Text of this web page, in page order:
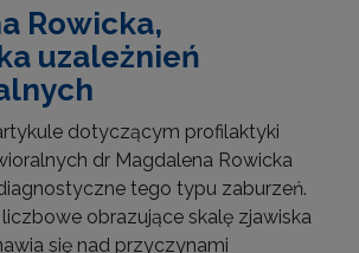
Rowicka,
uzależnień
dotyczącym profilaktyki
dr Magdalena Rowicka
tego typu zaburzeń.
liczbowe obrazujące skalę zjawiska
się nad przyczynami